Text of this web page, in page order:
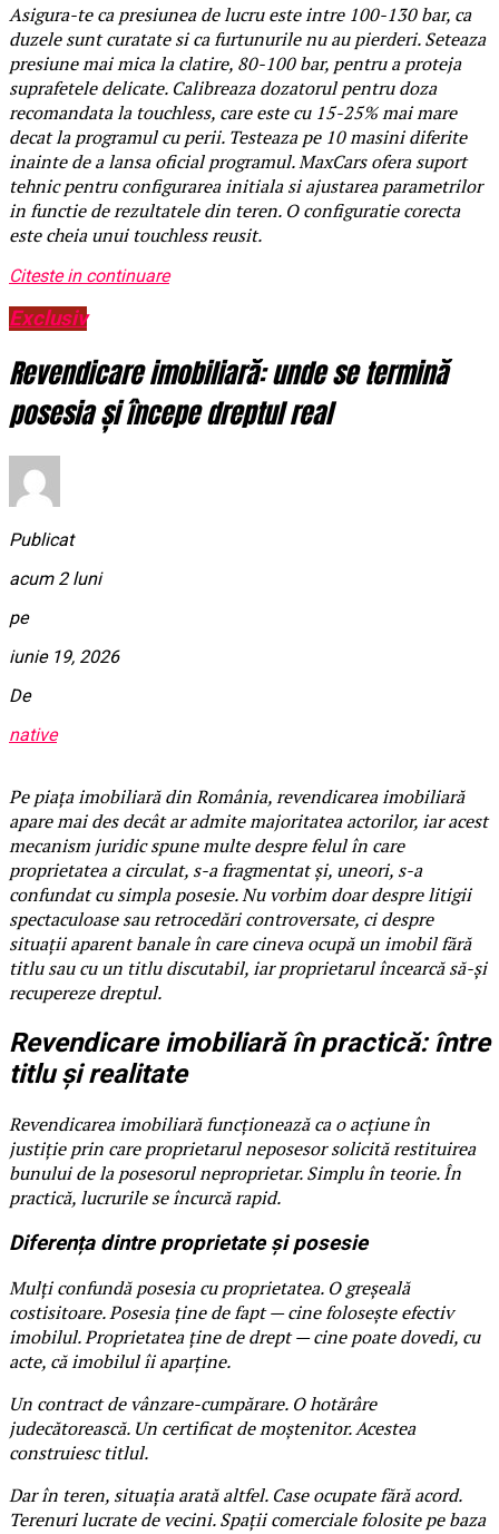
Asigura-te ca presiunea de lucru este intre 100-130 bar, ca
duzele sunt curatate si ca furtunurile nu au pierderi. Seteaza
presiune mai mica la clatire, 80-100 bar, pentru a proteja
suprafetele delicate. Calibreaza dozatorul pentru doza
recomandata la touchless, care este cu 15-25% mai mare
decat la programul cu perii. Testeaza pe 10 masini diferite
inainte de a lansa oficial programul. MaxCars ofera suport
tehnic pentru configurarea initiala si ajustarea parametrilor
in functie de rezultatele din teren. O configuratie corecta
este cheia unui touchless reusit.
Citeste in continuare
Exclusiv
Revendicare imobiliară: unde se termină
posesia și începe dreptul real
Publicat
acum 2 luni
pe
iunie 19, 2026
De
native
Pe piața imobiliară din România, revendicarea imobiliară
apare mai des decât ar admite majoritatea actorilor, iar acest
mecanism juridic spune multe despre felul în care
proprietatea a circulat, s-a fragmentat și, uneori, s-a
confundat cu simpla posesie. Nu vorbim doar despre litigii
spectaculoase sau retrocedări controversate, ci despre
situații aparent banale în care cineva ocupă un imobil fără
titlu sau cu un titlu discutabil, iar proprietarul încearcă să-și
recupereze dreptul.
Revendicare imobiliară în practică: între
titlu și realitate
Revendicarea imobiliară funcționează ca o acțiune în
justiție prin care proprietarul neposesor solicită restituirea
bunului de la posesorul neproprietar. Simplu în teorie. În
practică, lucrurile se încurcă rapid.
Diferența dintre proprietate și posesie
Mulți confundă posesia cu proprietatea. O greșeală
costisitoare. Posesia ține de fapt — cine folosește efectiv
imobilul. Proprietatea ține de drept — cine poate dovedi, cu
acte, că imobilul îi aparține.
Un contract de vânzare-cumpărare. O hotărâre
judecătorească. Un certificat de moștenitor. Acestea
construiesc titlul.
Dar în teren, situația arată altfel. Case ocupate fără acord.
Terenuri lucrate de vecini. Spații comerciale folosite pe baza